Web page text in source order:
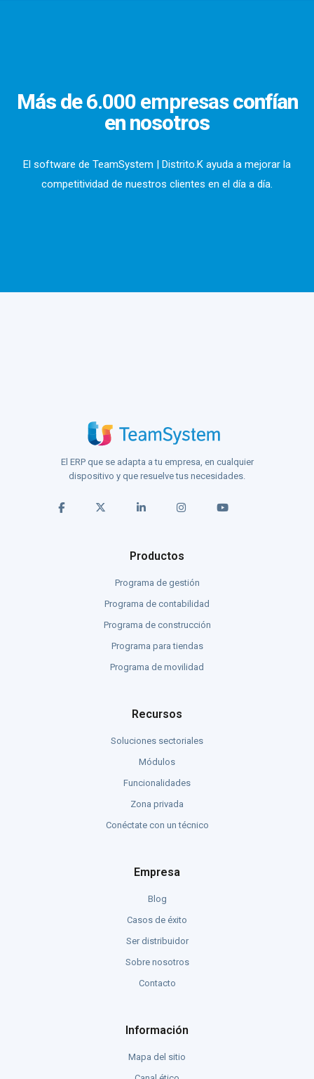
Más de6.000 empresasconfían
en nosotros
El software de TeamSystem | Distrito.K ayuda a mejorar la
competitividad de nuestros clientes en el día a día.
El ERP que se adapta a tu empresa, en cualquier
dispositivo y que resuelve tus necesidades.
Productos
Programa de gestión
Programa de contabilidad
Programa de construcción
Programa para tiendas
Programa de movilidad
Recursos
Soluciones sectoriales
Módulos
Funcionalidades
Zona privada
Conéctate con un técnico
Empresa
Blog
Casos de éxito
Ser distribuidor
Sobre nosotros
Contacto
Información
Mapa del sitio